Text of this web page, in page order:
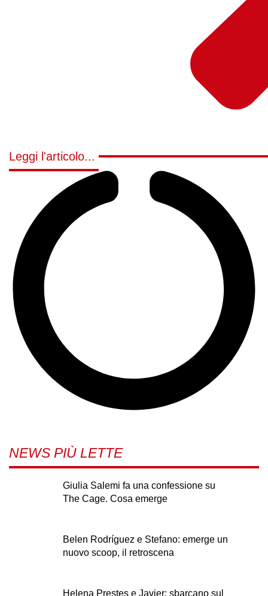
Leggi l'articolo...
NEWS PIÙ LETTE
Giulia Salemi fa una confessione su
The Cage. Cosa emerge
Belen Rodríguez e Stefano: emerge un
nuovo scoop, il retroscena
Helena Prestes e Javier: sbarcano sul